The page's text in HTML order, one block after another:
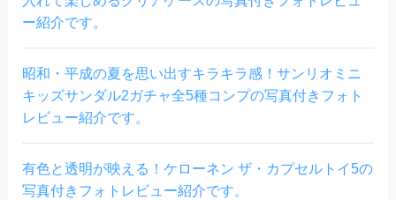
ー紹介です。
昭和・平成の夏を思い出すキラキラ感！サンリオミニ
キッズサンダル2ガチャ全5種コンプの写真付きフォト
レビュー紹介です。
有色と透明が映える！ケローネン ザ・カプセルトイ5の
写真付きフォトレビュー紹介です。